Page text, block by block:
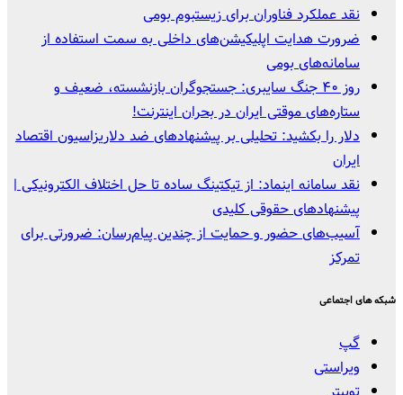
نقد عملکرد فناوران برای زیستبوم بومی
ضرورت هدایت اپلیکیشن‌های داخلی به سمت استفاده از
سامانه‌های بومی
روز ۴۰ جنگ سایبری: جستجوگران بازنشسته، ضعیف و
ستاره‌های موقتی ایران در بحران اینترنت!
دلار را بکشید: تحلیلی بر پیشنهادهای ضد دلاریزاسیون اقتصاد
ایران
نقد سامانه اینماد: از تیکتینگ ساده تا حل اختلاف الکترونیکی |
پیشنهادهای حقوقی کلیدی
آسیب‌های حضور و حمایت از چندین پیام‌رسان: ضرورتی برای
تمرکز
شبکه های اجتماعی
گپ
ویراستی